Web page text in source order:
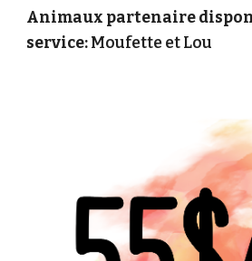
Animaux partenaire
service:Moufette et Lou